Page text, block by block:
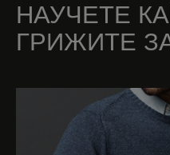
Работно време: 08:30
НАУЧЕТЕ
ГРИЖИТЕ